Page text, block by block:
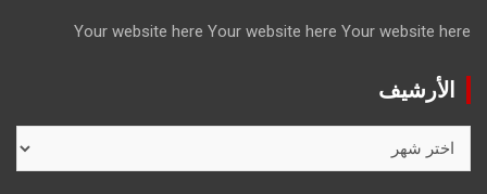
Your website here Your website here Your website here
الأرشيف